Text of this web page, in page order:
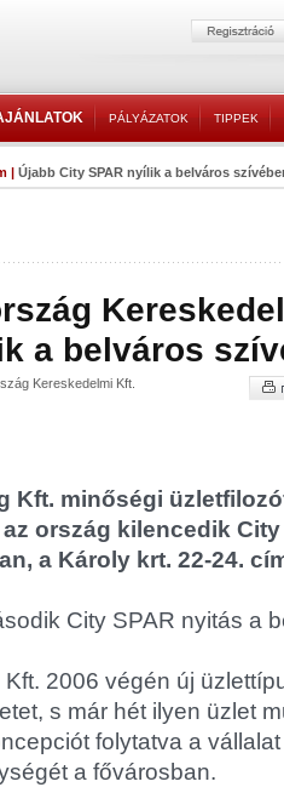
PÁLYÁZATOK TIPPEK
| Újabb City SPAR nyílik a belváros
a belváros
Kereskedelmi Kft.
Kft. minőségi
ország kilencedik
a Károly krt. 22-24.
City SPAR nyitás a
2006 végén új
s már hét ilyen üzlet
folytatva a
a fővárosban.